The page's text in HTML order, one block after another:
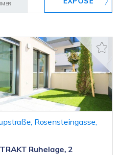
Rosensteingasse,
Ruhelage, 2